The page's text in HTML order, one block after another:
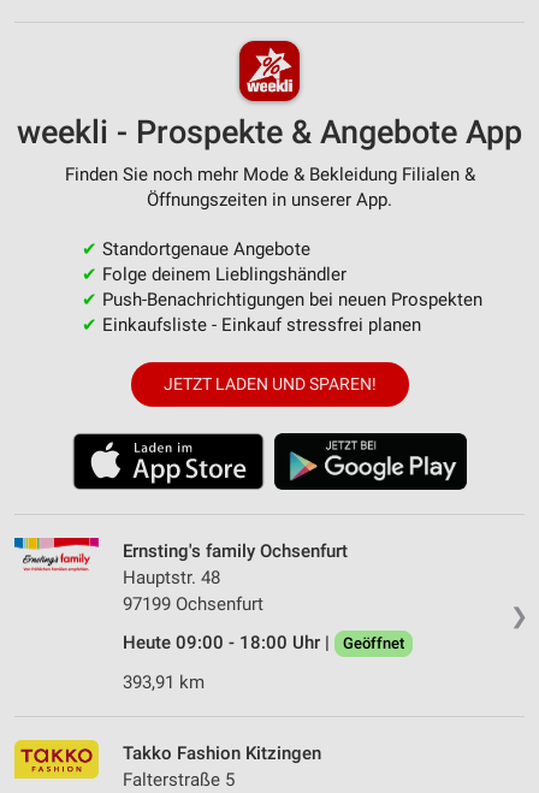
weekli - Prospekte & Angebote App
Finden Sie noch mehr Mode & Bekleidung Filialen &
Öffnungszeiten in unserer App.
✔ Standortgenaue Angebote
✔ Folge deinem Lieblingshändler
✔ Push-Benachrichtigungen bei neuen Prospekten
✔ Einkaufsliste - Einkauf stressfrei planen
JETZT LADEN UND SPAREN!
❯
Ernsting's family Ochsenfurt
Hauptstr. 48
97199 Ochsenfurt
Heute 09:00 - 18:00 Uhr |
Geöffnet
393,91 km
Takko Fashion Kitzingen
Falterstraße 5